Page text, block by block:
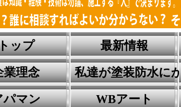
ップ 最新情報
業理念 私達が塗装防水に
パマン WBアート